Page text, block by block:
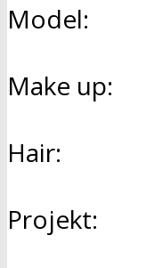
Model:
Make up:
Hair:
Projekt: